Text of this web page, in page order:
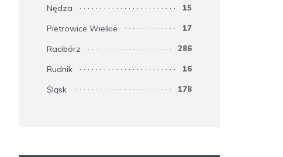
Nędza 15
Pietrowice Wielkie 17
Racibórz 286
Rudnik 16
Śląsk 178